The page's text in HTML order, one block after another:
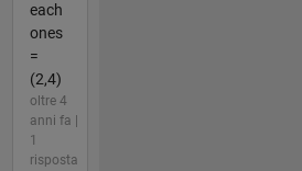
each
ones
=
(2,4)
oltre 4
anni fa |
1
risposta